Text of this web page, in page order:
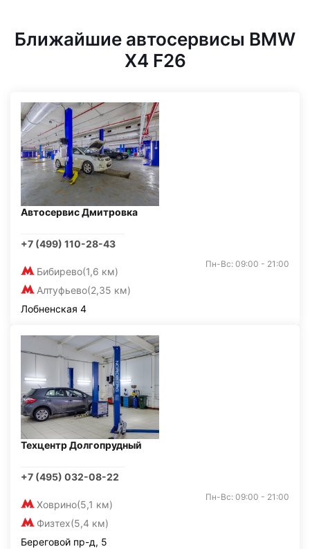
Ближайшие автосервисы BMW
X4 F26
Автосервис Дмитровка
+7 (499) 110-28-43
Бибирево(1,6 км)
Алтуфьево(2,35 км)
Пн-Вс: 09:00 - 21:00
Лобненская 4
Техцентр Долгопрудный
+7 (495) 032-08-22
Ховрино(5,1 км)
Физтех(5,4 км)
Пн-Вс: 09:00 - 21:00
Береговой пр-д, 5